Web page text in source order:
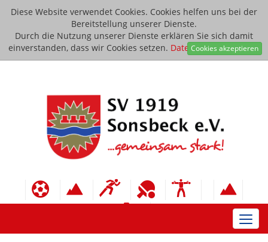
Diese Website verwendet Cookies. Cookies helfen uns bei der
Bereitstellung unserer Dienste.
Durch die Nutzung unserer Dienste erklären Sie sich damit
einverstanden, dass wir Cookies setzen. Datenschutzerklärung
Cookies akzeptieren